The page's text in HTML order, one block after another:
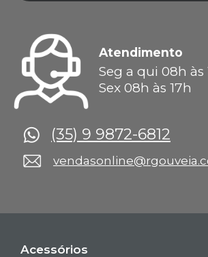
Atendimento
Seg a qui 08h às
Sex 08h às 17h
(35) 9 9872-6812
Acessórios